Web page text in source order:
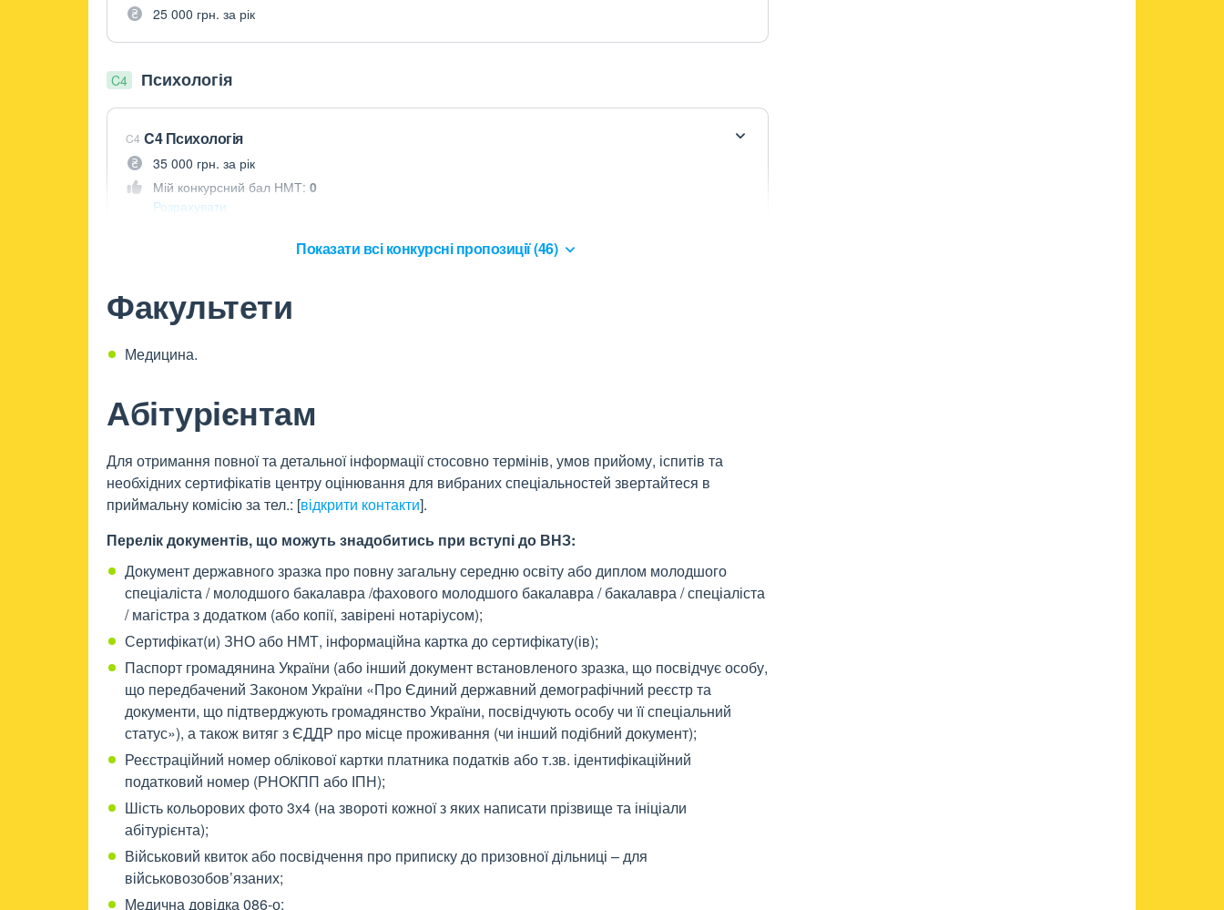
25 000 грн. за рік
C4 Психологія
C4 C4 Психологія
35 000 грн. за рік
Мій конкурсний бал НМТ: 0
Розрахувати
Показати всі конкурсні пропозиції (46)
Факультети
Медицина.
Абітурієнтам
Для отримання повної та детальної інформації стосовно термінів, умов прийому, іспитів та
необхідних сертифікатів центру оцінювання для вибраних спеціальностей звертайтеся в
приймальну комісію за тел.: [відкрити контакти].
Перелік документів, що можуть знадобитись при вступі до ВНЗ:
Документ державного зразка про повну загальну середню освіту або диплом молодшого
спеціаліста / молодшого бакалавра /фахового молодшого бакалавра / бакалавра / спеціаліста
/ магістра з додатком (або копії, завірені нотаріусом);
Сертифікат(и) ЗНО або НМТ, інформаційна картка до сертифікату(ів);
Паспорт громадянина України (або інший документ встановленого зразка, що посвідчує особу,
що передбачений Законом України «Про Єдиний державний демографічний реєстр та
документи, що підтверджують громадянство України, посвідчують особу чи її спеціальний
статус»), а також витяг з ЄДДР про місце проживання (чи інший подібний документ);
Реєстраційний номер облікової картки платника податків або т.зв. ідентифікаційний
податковий номер (РНОКПП або ІПН);
Шість кольорових фото 3х4 (на звороті кожної з яких написати прізвище та ініціали
абітурієнта);
Військовий квиток або посвідчення про приписку до призовної дільниці – для
військовозобов’язаних;
Медична довідка 086-о;